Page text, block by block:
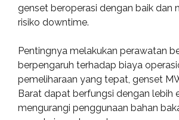
genset beroperasi dengan baik dan
risiko downtime.
Pentingnya melakukan perawatan
berpengaruh terhadap biaya
pemeliharaan yang tepat, genset
Barat dapat berfungsi dengan lebih
mengurangi penggunaan bahan